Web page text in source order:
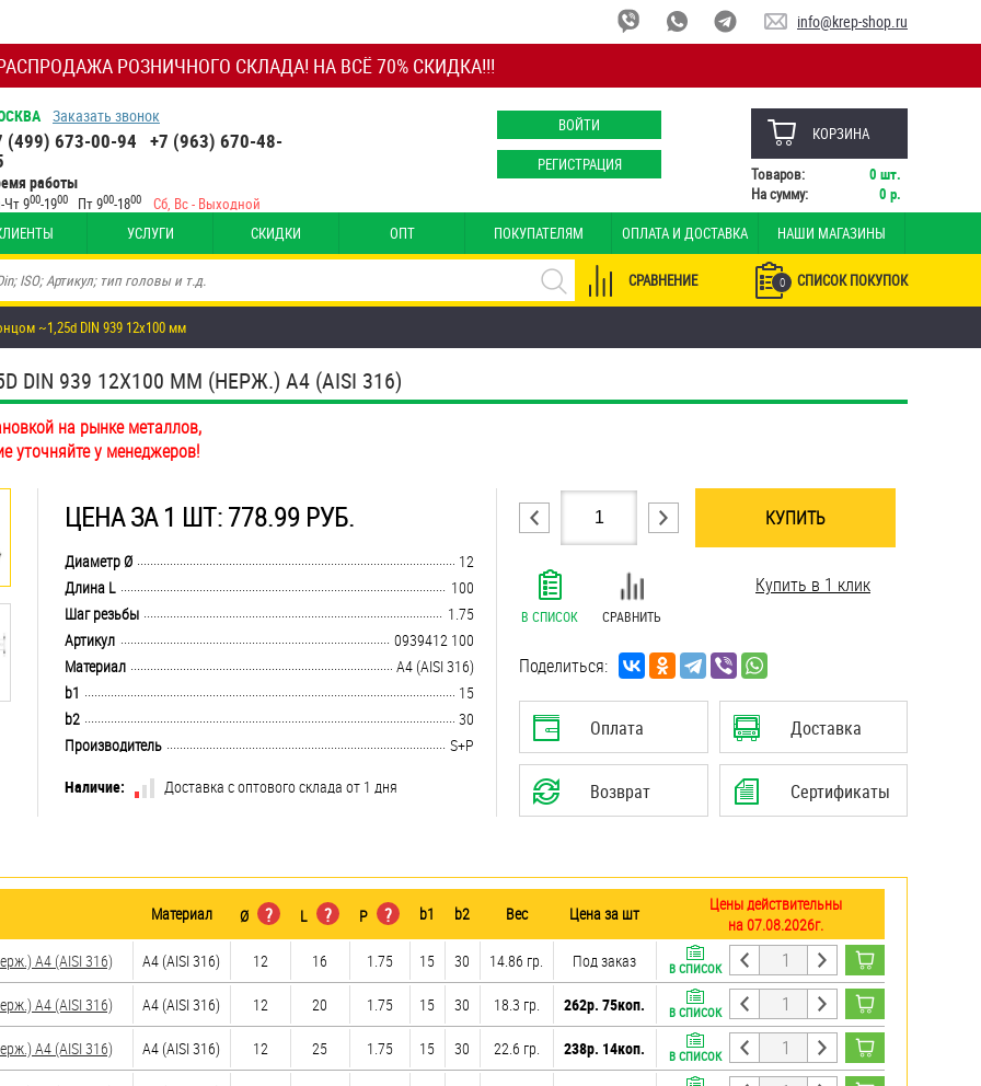
РОЗНИЧНОГО СКЛАДА! НА ВСЁ 70% СКИДКА!!!
info@krep-shop.ru
Заказать звонок
(499) 673-00-94 +7 (963) 670-48-
работы
Чт 900-1900 Пт 900-1800 Сб, Вс - Выходной
ВОЙТИ
РЕГИСТРАЦИЯ
КОРЗИНА
Товаров: 0 шт.
На сумму:
0 р.
УСЛУГИ СКИДКИ ОПТ ПОКУПАТЕЛЯМ ОПЛАТА И ДОСТАВКА НАШИ МАГАЗИНЫ
0 СПИСОК ПОКУПОК
СРАВНЕНИЕ
~1,25d DIN 939 12х100 мм
939 12Х100 ММ (НЕРЖ.) A4 (AISI 316)
на рынке металлов,
уточняйте у менеджеров!
ЦЕНА ЗА 1 ШТ: 778.99 РУБ.
........................................................................................................................................................................................................
Диаметр Ø
12
........................................................................................................................................................................................................
Длина L
100
........................................................................................................................................................................................................
Шаг резьбы
1.75
........................................................................................................................................................................................................
Артикул
0939412 100
........................................................................................................................................................................................................
Материал
A4 (AISI 316)
........................................................................................................................................................................................................
b1
15
........................................................................................................................................................................................................
b2
30
........................................................................................................................................................................................................
Производитель
S+P
Наличие:
Доставка с оптового склада от 1 дня
КУПИТЬ
В СПИСОК СРАВНИТЬ
Купить в 1 клик
Поделиться:
Оплата Доставка
Возврат Сертификаты
Материал Ø ? L ? P ? b1 b2 Вес Цена за шт
Цены действительны
на 07.08.2026г.
A4 (AISI 316)
A4 (AISI 316) 12 16 1.75 15 30 14.86 гр. Под заказ В СПИСОК
A4 (AISI 316) A4 (AISI 316) 12 20 1.75 15 30 18.3 гр. 262р. 75коп. В СПИСОК
A4 (AISI 316) A4 (AISI 316) 12 25 1.75 15 30 22.6 гр. 238р. 14коп. В СПИСОК